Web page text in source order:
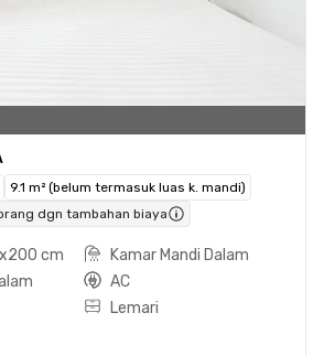
9.1 m² (belum termasuk luas k. mandi)
dgn tambahan biaya
cm
Kamar Mandi Dalam
AC
Lemari